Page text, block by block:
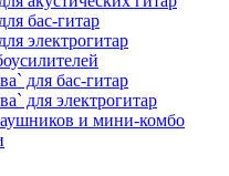
бас-гитар
электрогитар
для бас-гитар
для электрогитар
и мини-комбо